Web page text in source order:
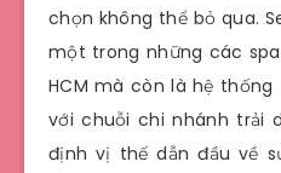
chọn không thể bỏ qua.
một trong những các
HCM mà còn là hệ
với chuỗi chi nhánh trải
định vị thế dẫn đầu về